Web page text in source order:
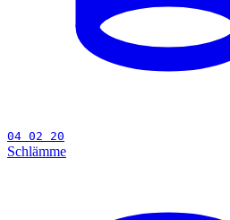
04 02 20
Schlämme